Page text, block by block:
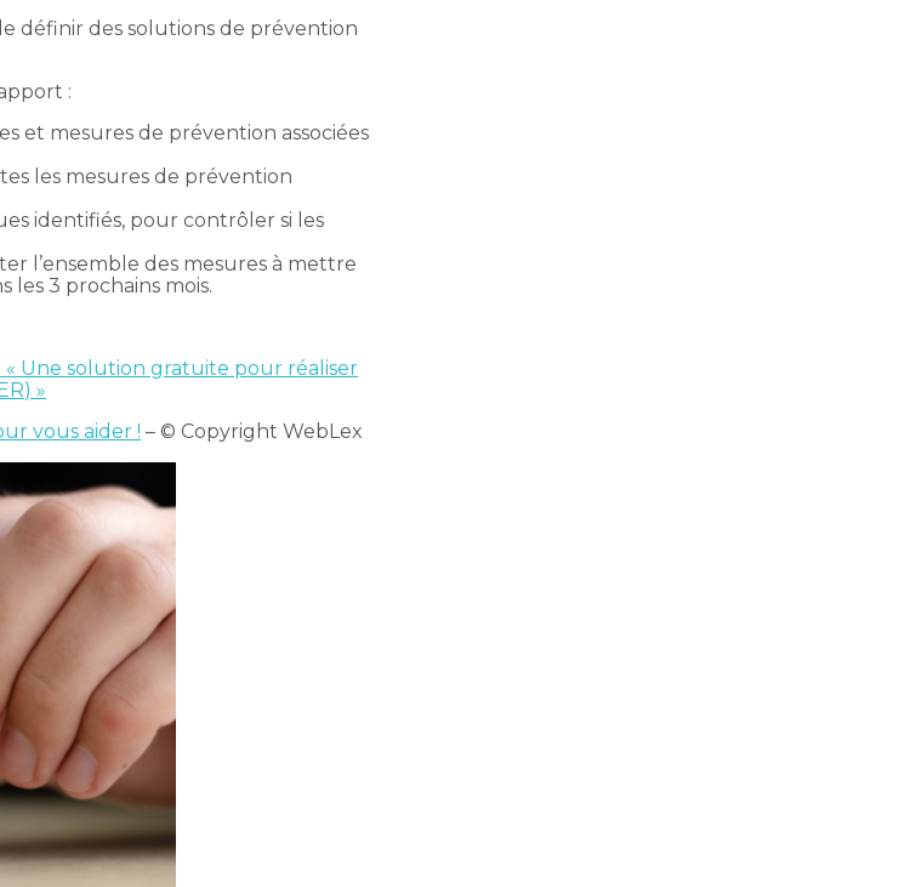
définir des solutions de prévention
:
et mesures de prévention associées
les mesures de prévention
identifiés, pour contrôler si les
l’ensemble des mesures à mettre
les 3 prochains mois.
« Une solution gratuite pour réaliser
»
vous aider ! – © Copyright WebLex